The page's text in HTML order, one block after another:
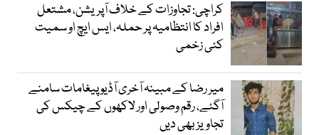
کراچی: تجاوزات کے خلاف آپریشن، مشتعل
افراد کا انتظامیہ پر حملہ، ایس ایچ او سمیت
کئی زخمی
میر رضا کے مبینہ آخری آڈیو پیغامات سامنے
آگئے، رقم وصولی اور لاکھوں کے چیکس کی
تجاویز بھی دیں